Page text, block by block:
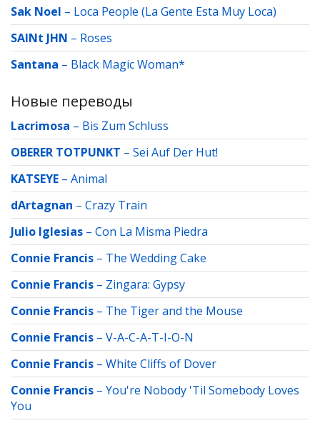
Sak Noel – Loca People (La Gente Esta Muy Loca)
SAINt JHN – Roses
Santana – Black Magic Woman*
Новые переводы
Lacrimosa – Bis Zum Schluss
OBERER TOTPUNKT – Sei Auf Der Hut!
KATSEYE – Animal
dArtagnan – Crazy Train
Julio Iglesias – Con La Misma Piedra
Connie Francis – The Wedding Cake
Connie Francis – Zingara: Gypsy
Connie Francis – The Tiger and the Mouse
Connie Francis – V-A-C-A-T-I-O-N
Connie Francis – White Cliffs of Dover
Connie Francis – You're Nobody 'Til Somebody Loves
You